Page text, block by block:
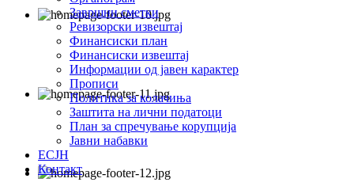
Завршни сметки
Ревизорски извештај
Финансиски план
Финансиски извештај
Информации од јавен карактер
Прописи
Политика за колачиња
Заштита на лични податоци
План за спречување корупција
Јавни набавки
ЕСЈН
Контакт